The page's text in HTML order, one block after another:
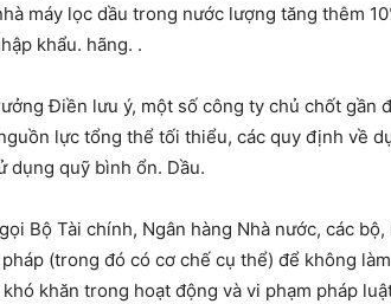
máy lọc dầu trong nước lượng tăng thêm
khẩu. hãng. .
Điền lưu ý, một số công ty chủ chốt gần
lực tổng thể tối thiểu, các quy định về
dụng quỹ bình ổn. Dầu.
Bộ Tài chính, Ngân hàng Nhà nước, các
(trong đó có cơ chế cụ thể) để không
khăn trong hoạt động và vi phạm pháp